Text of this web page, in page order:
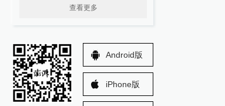
查看更多
Android版
iPhone版